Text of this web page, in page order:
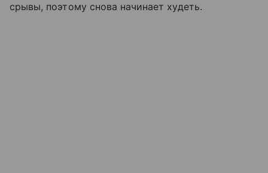
срывы, поэтому снова начинает худеть.